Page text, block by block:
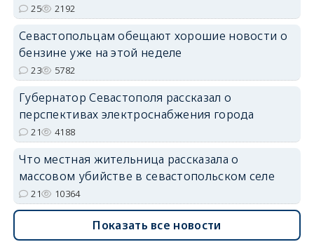
25 2192
Севастопольцам обещают хорошие новости о
бензине уже на этой неделе
23 5782
Губернатор Севастополя рассказал о
перспективах электроснабжения города
21 4188
Что местная жительница рассказала о
массовом убийстве в севастопольском селе
21 10364
Показать все новости